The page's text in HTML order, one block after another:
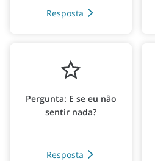
Resposta
Pergunta: E se eu não
sentir nada?
Resposta